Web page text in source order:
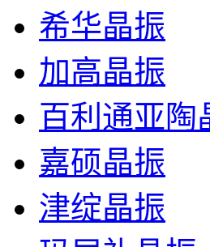
希华晶振
加高晶振
百利通亚陶
嘉硕晶振
津绽晶振